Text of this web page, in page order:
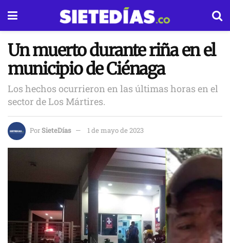
Un muerto durante riña en el
municipio de Ciénaga
Los hechos ocurrieron en las últimas horas en el
sector de Los Mártires.
PorSieteDías 1 de mayo de 2023